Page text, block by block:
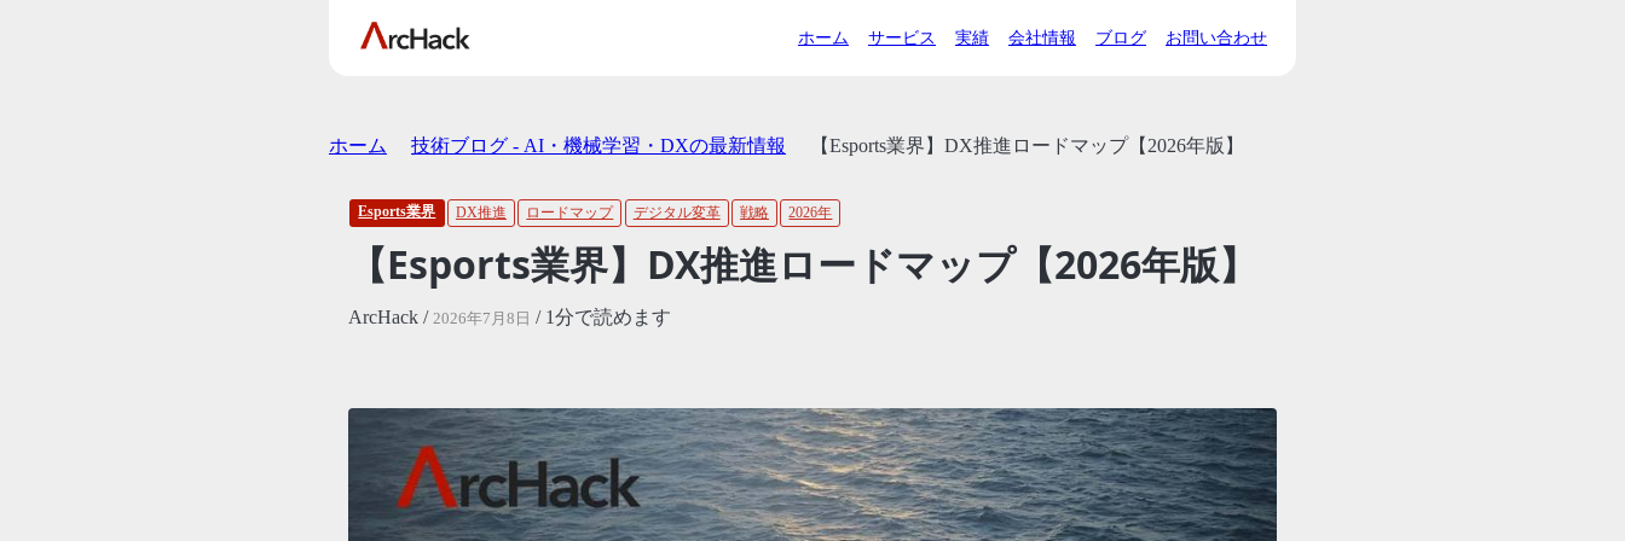
ホーム サービス 実績 会社情報 ブログ お問い合わせ
ホーム 技術ブログ - AI・機械学習・DXの最新情報 【Esports業界】DX推進ロードマップ【2026年版】
Esports業界 DX推進 ロードマップ デジタル変革 戦略 2026年
【Esports業界】DX推進ロードマップ【2026年版】
ArcHack / 2026年7月8日 / 1分で読めます